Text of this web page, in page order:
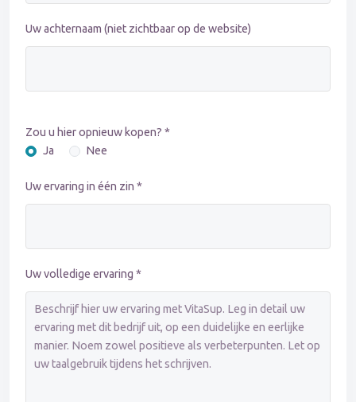
Uw achternaam (niet zichtbaar op de website)
Zou u hier opnieuw kopen? *
Ja
Nee
Uw ervaring in één zin *
Uw volledige ervaring *